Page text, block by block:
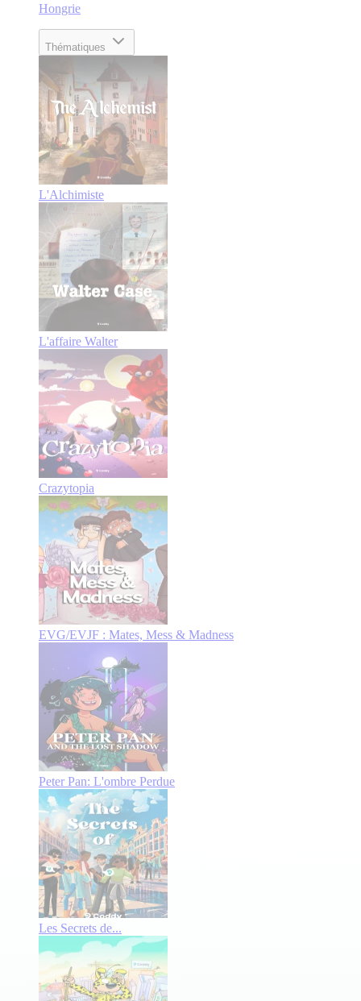
Hongrie
Thématiques
L'Alchimiste
L'affaire Walter
Crazytopia
EVG/EVJF : Mates, Mess & Madness
Peter Pan: L'ombre Perdue
Les Secrets de...